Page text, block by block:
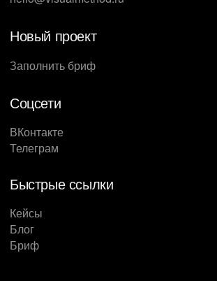
Новый проект
Заполнить бриф
Соцсети
ВКонтакте
Телеграм
Быстрые ссылки
Кейсы
Блог
Бриф